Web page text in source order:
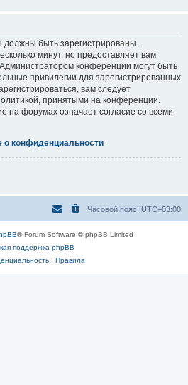
быть зарегистрированы.
минут, но предоставляет вам
конференции могут быть
привилегии для зарегистрированных
вам следует
принятыми на конференции.
на форумах означает согласие со всеми
о конфиденциальности
Часовой пояс: UTC+03:00
® Forum Software © phpBB Limited
поддержка phpBB
| Правила